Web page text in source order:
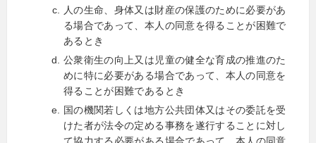
人の生命、身体又は財産の保護のために必要があ
る場合であって、本人の同意を得ることが困難で
あるとき
公衆衛生の向上又は児童の健全な育成の推進のた
めに特に必要がある場合であって、本人の同意を
得ることが困難であるとき
国の機関若しくは地方公共団体又はその委託を受
けた者が法令の定める事務を遂行することに対し